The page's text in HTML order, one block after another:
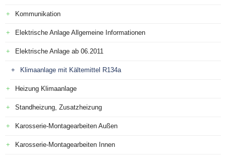
Kommunikation
Elektrische Anlage Allgemeine Informationen
Elektrische Anlage ab 06.2011
Klimaanlage mit Kältemittel R134a
Heizung Klimaanlage
Standheizung, Zusatzheizung
Karosserie-Montagearbeiten Außen
Karosserie-Montagearbeiten Innen